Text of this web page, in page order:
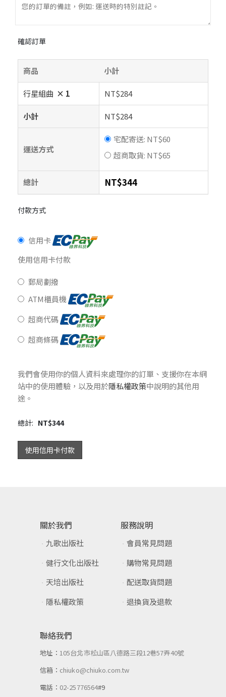
確認訂單
商品 小計
行星組曲 × 1 NT$284
小計 NT$284
運送方式
宅配寄送: NT$60
超商取貨: NT$65
總計 NT$344
付款方式
信用卡
使用信用卡付款
郵局劃撥
ATM櫃員機
超商代碼
超商條碼
我們會使用你的個人資料來處理你的訂單、支援你在本網
站中的使用體驗，以及用於隱私權政策中說明的其他用
途。
總計: NT$344
使用信用卡付款
關於我們
九歌出版社
健行文化出版社
天培出版社
隱私權政策
服務說明
會員常見問題
購物常見問題
配送取貨問題
退換貨及退款
聯絡我們
地址：105台北市松山區八德路三段12巷57弄40號
信箱： chiuko@chiuko.com.tw
電話： 02-25776564#9